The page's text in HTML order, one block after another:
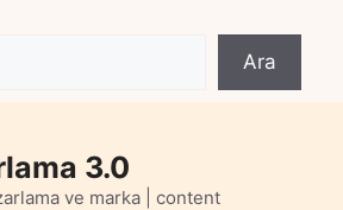
Ara
3.0
ve marka | content